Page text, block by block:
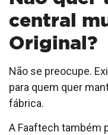
central
Original?
Não se preocupe.
para quem quer
fábrica.
A Faaftech também